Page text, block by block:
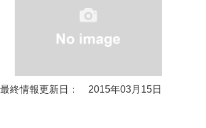
最終情報更新日： 2015年03月15日